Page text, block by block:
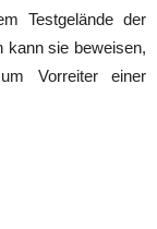
Testgelände der
kann sie beweisen,
Vorreiter einer